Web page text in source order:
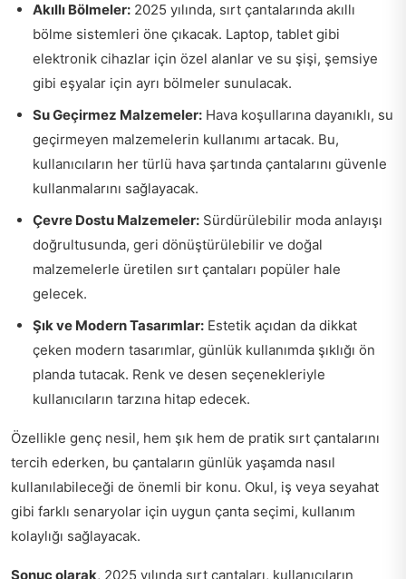
Akıllı Bölmeler: 2025 yılında, sırt çantalarında akıllı
bölme sistemleri öne çıkacak. Laptop, tablet gibi
elektronik cihazlar için özel alanlar ve su şişi, şemsiye
gibi eşyalar için ayrı bölmeler sunulacak.
Su Geçirmez Malzemeler: Hava koşullarına dayanıklı, su
geçirmeyen malzemelerin kullanımı artacak. Bu,
kullanıcıların her türlü hava şartında çantalarını güvenle
kullanmalarını sağlayacak.
Çevre Dostu Malzemeler: Sürdürülebilir moda anlayışı
doğrultusunda, geri dönüştürülebilir ve doğal
malzemelerle üretilen sırt çantaları popüler hale
gelecek.
Şık ve Modern Tasarımlar: Estetik açıdan da dikkat
çeken modern tasarımlar, günlük kullanımda şıklığı ön
planda tutacak. Renk ve desen seçenekleriyle
kullanıcıların tarzına hitap edecek.
Özellikle genç nesil, hem şık hem de pratik sırt çantalarını
tercih ederken, bu çantaların günlük yaşamda nasıl
kullanılabileceği de önemli bir konu. Okul, iş veya seyahat
gibi farklı senaryolar için uygun çanta seçimi, kullanım
kolaylığı sağlayacak.
Sonuç olarak, 2025 yılında sırt çantaları, kullanıcıların